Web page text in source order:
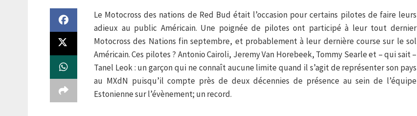
Le Motocross des nations de Red Bud était l’occasion pour certains pilotes de faire leurs
adieux au public Américain. Une poignée de pilotes ont participé à leur tout dernier
Motocross des Nations fin septembre, et probablement à leur dernière course sur le sol
Américain. Ces pilotes ? Antonio Cairoli, Jeremy Van Horebeek, Tommy Searle et – qui sait –
Tanel Leok : un garçon qui ne connaît aucune limite quand il s’agit de représenter son pays
au MXdN puisqu’il compte près de deux décennies de présence au sein de l’équipe
Estonienne sur l’évènement; un record.